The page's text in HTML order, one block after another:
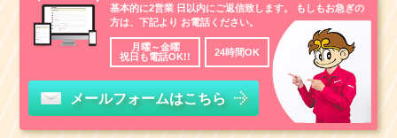
基本的に2営業 日以内にご返信致します。
もしもお急ぎの
方は、下記より お電話ください。
月曜～金曜
祝日も電話OK!!
24時間OK
メールフォームはこちら